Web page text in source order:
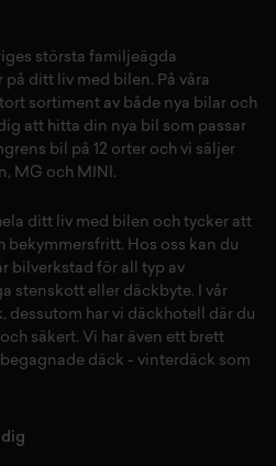
största familjeägda
ditt liv med bilen. På våra
sortiment av både nya bilar och
att hitta din nya bil som passar
bil på 12 orter och vi säljer
, MG och MINI .
ditt liv med bilen och tycker att
bekymmersfritt. Hos oss kan du
bilverkstad för all typ av
stenskott eller däckbyte. I vår
, dessutom har vi däckhotell d är du
säkert. Vi har även ett brett
begagnade däck - vinterdäck som